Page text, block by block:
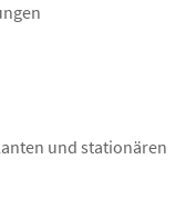
und stationären